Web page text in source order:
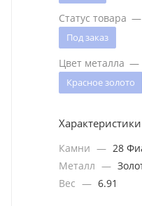
Статус товара —
Под заказ
Цвет металла —
Красное золото
Характеристики
Камни — 28
Металл —
Вес — 6.91